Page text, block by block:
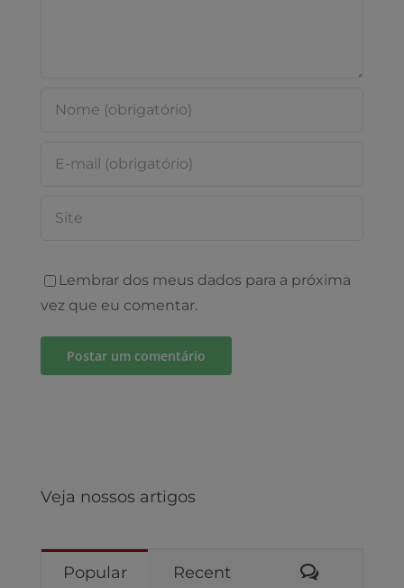
Lembrar dos meus dados para a próxima
vez que eu comentar.
Veja nossos artigos
Popular Recent